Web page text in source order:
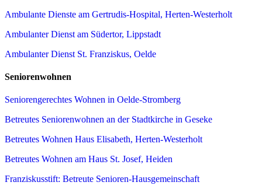
Ambulante Dienste am Gertrudis-Hospital, Herten-Westerholt
Ambulanter Dienst am Südertor, Lippstadt
Ambulanter Dienst St. Franziskus, Oelde
Seniorenwohnen
Seniorengerechtes Wohnen in Oelde-Stromberg
Betreutes Seniorenwohnen an der Stadtkirche in Geseke
Betreutes Wohnen Haus Elisabeth, Herten-Westerholt
Betreutes Wohnen am Haus St. Josef, Heiden
Franziskusstift: Betreute Senioren-Hausgemeinschaft